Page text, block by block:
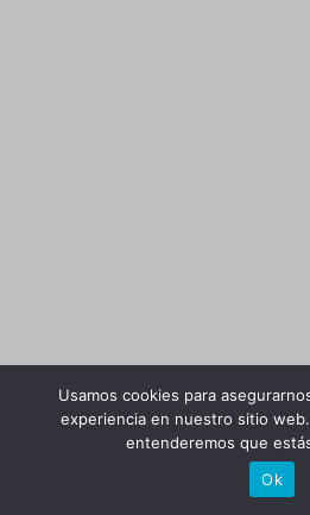
Usamos cookies para
experiencia en nuestro sitio
entenderemos que
Ok